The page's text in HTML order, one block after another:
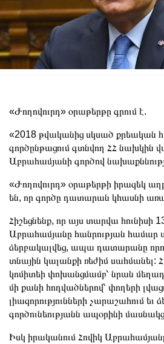
«Ժողովուրդ» օրաթերթը գրում է.
«2018 թվականից սկսած քրեական
գործընթացում գտնվող ՀՀ նախկին
Աբրահամյանի գործով
«Ժողովուրդ» օրաթերթի իրազեկ
են, որ գործը դատարան կհասնի
Հիշեցնենք, որ այս տարվա հունիսի
Աբրահամյանը հանրության համար
ձերբակալվեց, ապա դատարանը
տնային կալանքի ռեժիմ սահմանել:
կոմիտեի փոխանցմամբ՝ նրան
մի քանի հոդվածներով՝ փողերի
լիազորությունների չարաշահում
գործունեությանն ապօրինի
Իսկ իրականում Հովիկ